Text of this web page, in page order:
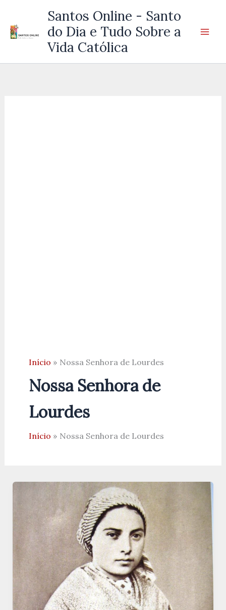
Santos Online - Santo
do Dia e Tudo Sobre a
Vida Católica
Início Nossa Senhora de Lourdes
Nossa Senhora de
Lourdes
Início Nossa Senhora de Lourdes